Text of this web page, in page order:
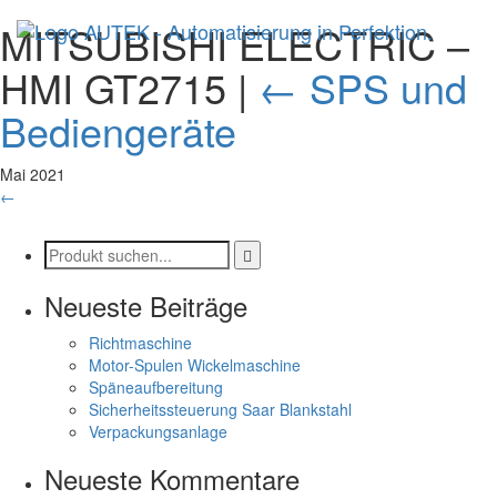
MITSUBISHI ELECTRIC –
HMI GT2715 | ← SPS und
Bediengeräte
Mai 2021
←
Neueste Beiträge
Richtmaschine
Motor-Spulen Wickelmaschine
Späneaufbereitung
Sicherheitssteuerung Saar Blankstahl
Verpackungsanlage
Neueste Kommentare